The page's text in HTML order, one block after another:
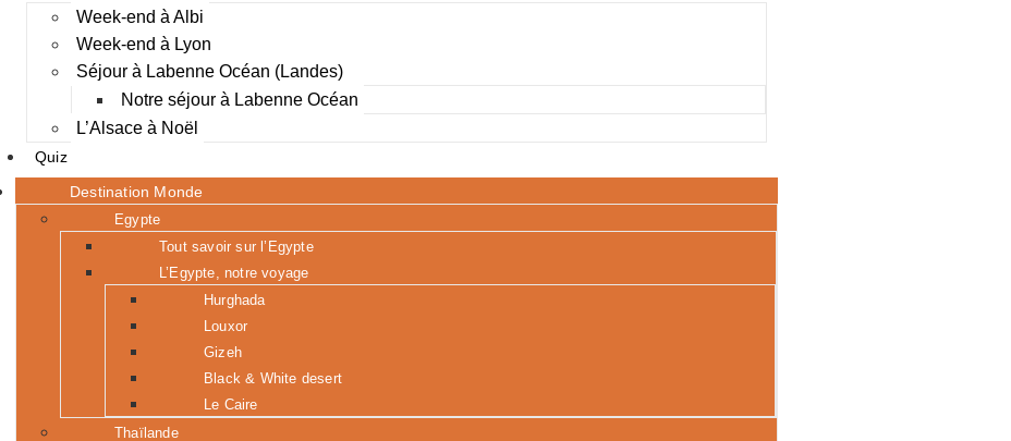
Week-end à Albi
Week-end à Lyon
Séjour à Labenne Océan (Landes)
Notre séjour à Labenne Océan
L’Alsace à Noël
Quiz
Destination Monde
Egypte
Tout savoir sur l’Egypte
L’Egypte, notre voyage
Hurghada
Louxor
Gizeh
Black & White desert
Le Caire
Thaïlande